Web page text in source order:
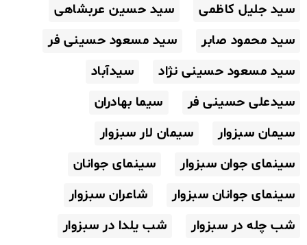
سید جلیل کاظمی
سید حسین عربشاهی
سید محمود صابر
سید مسعود حسینی فر
سید مسعود حسینی نژاد
سیدآباد
سیدعلی حسینی فر
سیما بهادران
سیمان سبزوار
سیمان لار سبزوار
سینمای جوان سبزوار
سینمای جوانان
سینمای جوانان سبزوار
شاعران سبزوار
شب چله در سبزوار
شب یلدا در سبزوار